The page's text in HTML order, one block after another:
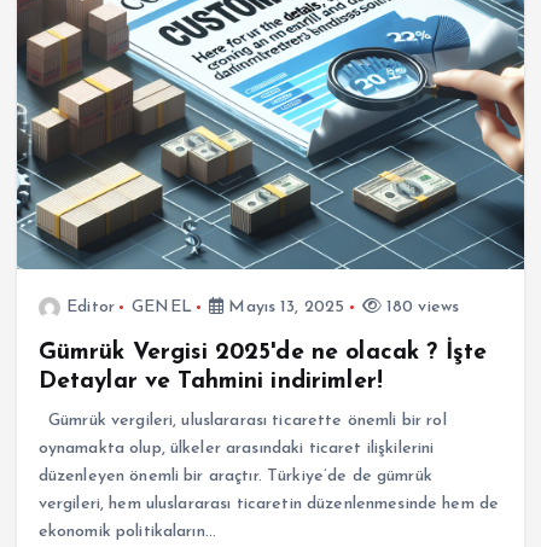
Editor GENEL Mayıs 13, 2025 180 views
Gümrük Vergisi 2025'de ne olacak ? İşte
Detaylar ve Tahmini indirimler!
Gümrük vergileri, uluslararası ticarette önemli bir rol
oynamakta olup, ülkeler arasındaki ticaret ilişkilerini
düzenleyen önemli bir araçtır. Türkiye’de de gümrük
vergileri, hem uluslararası ticaretin düzenlenmesinde hem de
ekonomik politikaların…